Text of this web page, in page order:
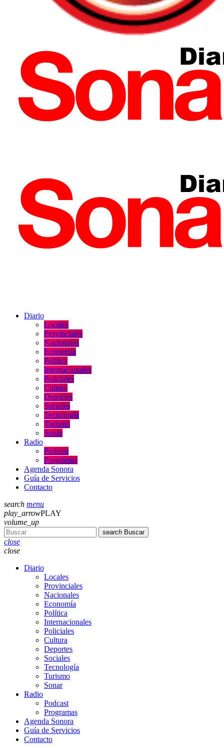
Diario
Locales
Provinciales
Nacionales
Economía
Política
Internacionales
Policiales
Cultura
Deportes
Sociales
Tecnología
Turismo
Sonar
Radio
Podcast
Programas
Agenda Sonora
Guía de Servicios
Contacto
search menu
play_arrowPLAY
volume_up
search Buscar
close
close
Diario
Locales
Provinciales
Nacionales
Economía
Política
Internacionales
Policiales
Cultura
Deportes
Sociales
Tecnología
Turismo
Sonar
Radio
Podcast
Programas
Agenda Sonora
Guía de Servicios
Contacto